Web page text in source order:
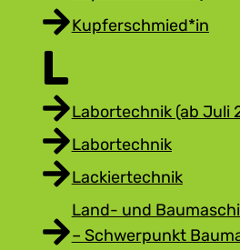
Kupferschmied*in
L
Labortechnik (ab Juli
Labortechnik
Lackiertechnik
Land- und
– Schwerpunkt